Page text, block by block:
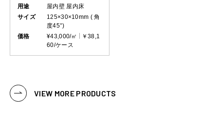
用途
屋内壁 屋内床
サイズ
125×30×10mm ( 角
度45°)
価格
¥43,000/㎡
￥38,1
60/ケース
VIEW MORE PRODUCTS